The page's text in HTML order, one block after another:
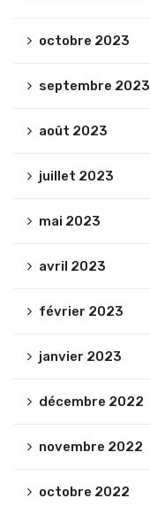
octobre 2023
septembre 2023
août 2023
juillet 2023
mai 2023
avril 2023
février 2023
janvier 2023
décembre 2022
novembre 2022
octobre 2022